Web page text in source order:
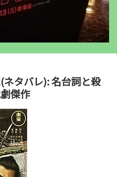
タバレ): 名台詞と殺
傑作